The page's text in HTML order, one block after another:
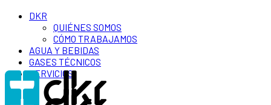
DKR
QUIÉNES SOMOS
CÓMO TRABAJAMOS
AGUA Y BEBIDAS
GASES TÉCNICOS
SERVICIOS